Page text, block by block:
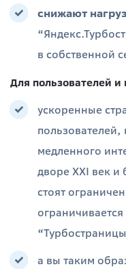
снижают
в собственной
Для пользователей и
ускоренные
пользователей,
медленного
дворе XXI век и
стоят
а вы таким